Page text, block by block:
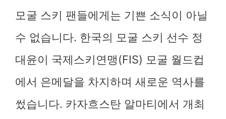
모굴 스키 팬들에게는 기쁜 소식이 아닐
수 없습니다. 한국의 모굴 스키 선수 정
대윤이 국제스키연맹(FIS) 모굴 월드컵
에서 은메달을 차지하며 새로운 역사를
썼습니다. 카자흐스탄 알마티에서 개최